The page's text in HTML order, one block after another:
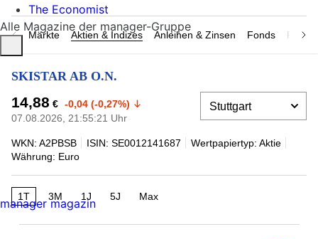
Märkte Aktien & Indizes Anleihen & Zinsen Fonds
SKISTAR AB O.N.
14,88 € -0,04 (-0,27%)
07.08.2026, 21:55:21 Uhr
WKN: A2PBSB ISIN: SE0012141687
Wertpapiertyp: Aktie
Währung: Euro
1T 3M 1J 5J Max
The Economist
Alle Magazine der manager-Gruppe
manager magazin